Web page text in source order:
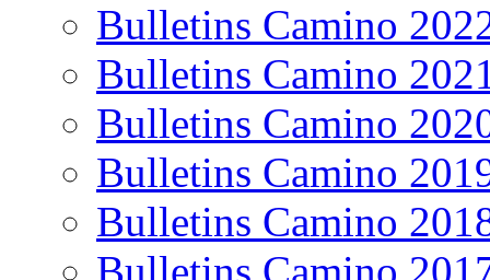
Bulletins Camino
Bulletins Camino
Bulletins Camino
Bulletins Camino
Bulletins Camino
Bulletins Camino